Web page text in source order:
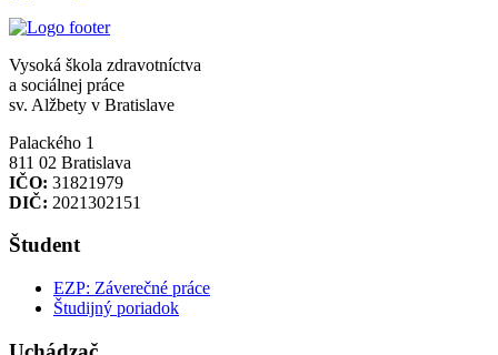
Vysoká škola zdravotníctva
a sociálnej práce
sv. Alžbety v Bratislave
Palackého 1
811 02 Bratislava
IČO: 31821979
DIČ: 2021302151
Študent
EZP: Záverečné práce
Študijný poriadok